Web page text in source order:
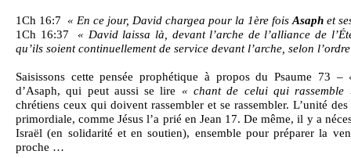
1Ch 16:7 « En ce jour, David chargea pour la 1ère fois Asaph et
1Ch 16:37 « David laissa là, devant l’arche de l’alliance de
qu’ils soient continuellement de service devant l’arche, selon
Saisissons cette pensée prophétique à propos du Psaume 73 –
d’Asaph, qui peut aussi se lire « chant de celui qui rassemble
chrétiens ceux qui doivent rassembler et se rassembler. L’unité
primordiale, comme Jésus l’a prié en Jean 17. De même, il y a
Israël (en solidarité et en soutien), ensemble pour préparer la
proche …